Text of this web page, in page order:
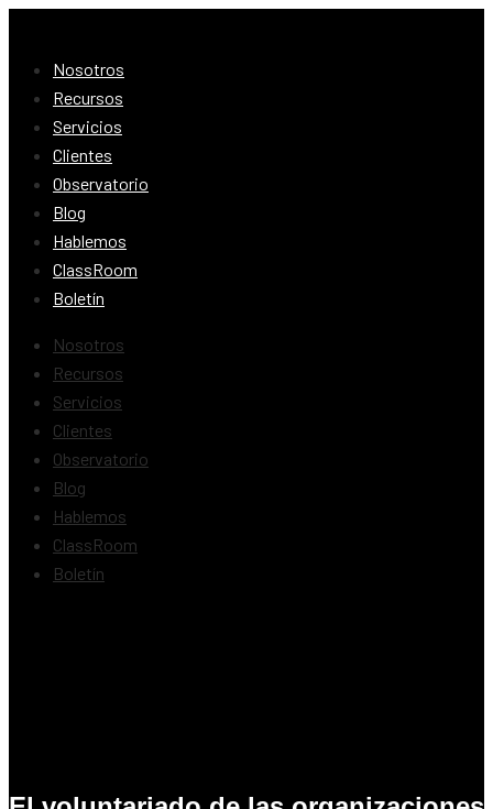
Nosotros
Recursos
Servicios
Clientes
Observatorio
Blog
Hablemos
ClassRoom
Boletín
Nosotros
Recursos
Servicios
Clientes
Observatorio
Blog
Hablemos
ClassRoom
Boletín